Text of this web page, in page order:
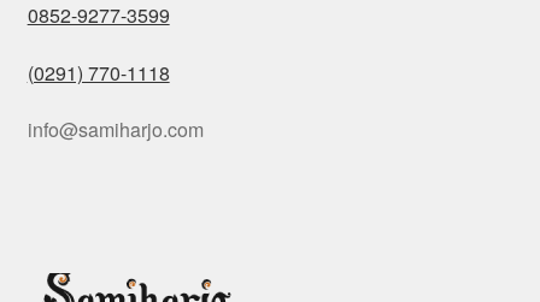
0852-9277-3599
(0291) 770-1118
info@samiharjo.com